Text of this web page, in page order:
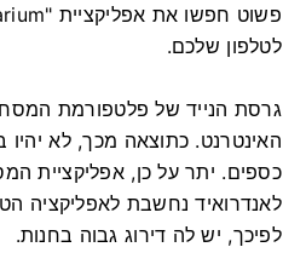
לטלפון שלכם.
גרסת הנייד של פלטפורמת
האינטרנט. כתוצאה מכך, לא
לאנדרואיד נחשבת לאפליקציה
לפיכך, יש לה דירוג גבוה בחנות.